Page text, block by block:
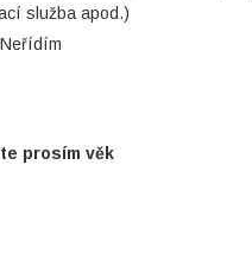
služba apod.)
prosím věk